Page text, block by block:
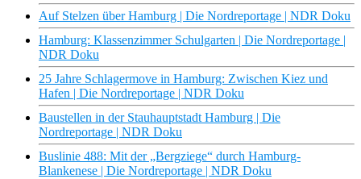
Auf Stelzen über Hamburg | Die Nordreportage | NDR Doku
Hamburg: Klassenzimmer Schulgarten | Die Nordreportage |
NDR Doku
25 Jahre Schlagermove in Hamburg: Zwischen Kiez und
Hafen | Die Nordreportage | NDR Doku
Baustellen in der Stauhauptstadt Hamburg | Die
Nordreportage | NDR Doku
Buslinie 488: Mit der „Bergziege“ durch Hamburg-
Blankenese | Die Nordreportage | NDR Doku